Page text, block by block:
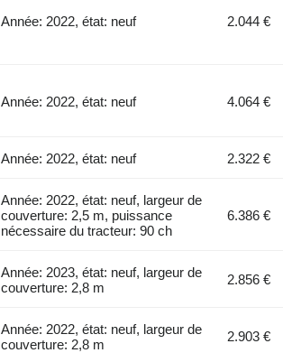
Année: 2022, état: neuf 2.044 €
Année: 2022, état: neuf 4.064 €
Année: 2022, état: neuf 2.322 €
Année: 2022, état: neuf, largeur de
couverture: 2,5 m, puissance
nécessaire du tracteur: 90 ch
6.386 €
Année: 2023, état: neuf, largeur de
couverture: 2,8 m
2.856 €
Année: 2022, état: neuf, largeur de
couverture: 2,8 m
2.903 €